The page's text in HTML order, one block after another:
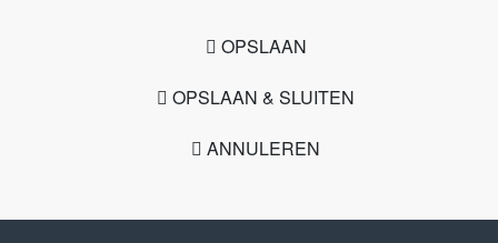
OPSLAAN
OPSLAAN & SLUITEN
ANNULEREN